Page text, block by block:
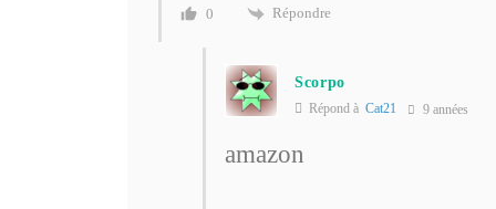
0 Répondre
Scorpo
Répond à Cat21 9 années
amazon